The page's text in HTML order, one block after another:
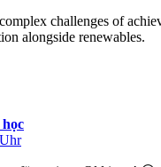
challenges of
alongside renewables.